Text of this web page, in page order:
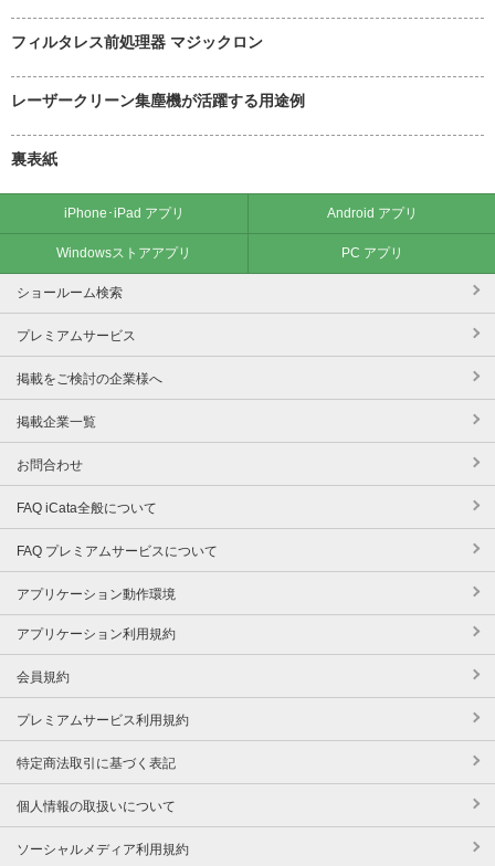
フィルタレス前処理器 マジックロン
レーザークリーン集塵機が活躍する用途例
裏表紙
iPhone･iPad アプリ Android アプリ
Windowsストアアプリ PC アプリ
ショールーム検索
プレミアムサービス
掲載をご検討の企業様へ
掲載企業一覧
お問合わせ
FAQ iCata全般について
FAQ プレミアムサービスについて
アプリケーション動作環境
アプリケーション利用規約
会員規約
プレミアムサービス利用規約
特定商法取引に基づく表記
個人情報の取扱いについて
ソーシャルメディア利用規約